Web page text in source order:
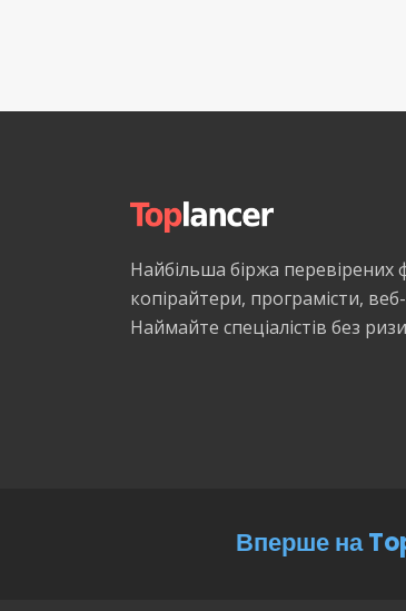
Найбільша біржа перевірених
копірайтери, програмісти,
Наймайте спеціалістів без
Вперше на